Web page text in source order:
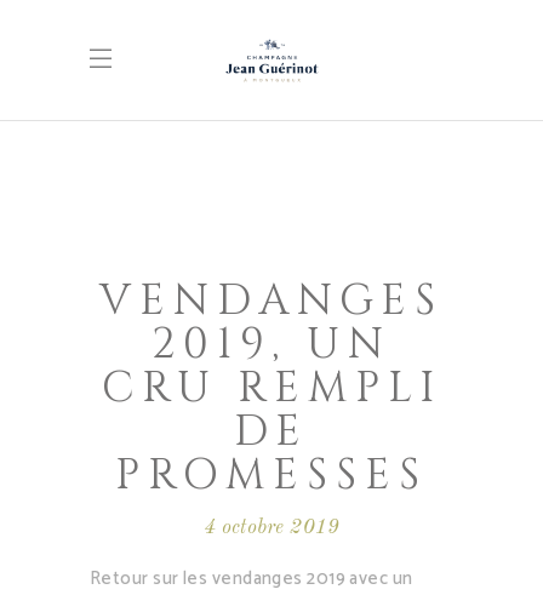
VENDANGES
2019, UN
CRU REMPLI
DE
PROMESSES
4 octobre 2019
Retour sur les vendanges 2019 avec un